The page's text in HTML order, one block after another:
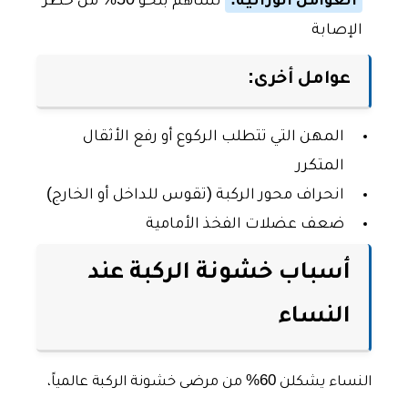
الإصابة
عوامل أخرى:
المهن التي تتطلب الركوع أو رفع الأثقال
المتكرر
انحراف محور الركبة (تقوس للداخل أو الخارج)
ضعف عضلات الفخذ الأمامية
أسباب خشونة الركبة عند
النساء
النساء يشكلن 60% من مرضى خشونة الركبة عالمياً،